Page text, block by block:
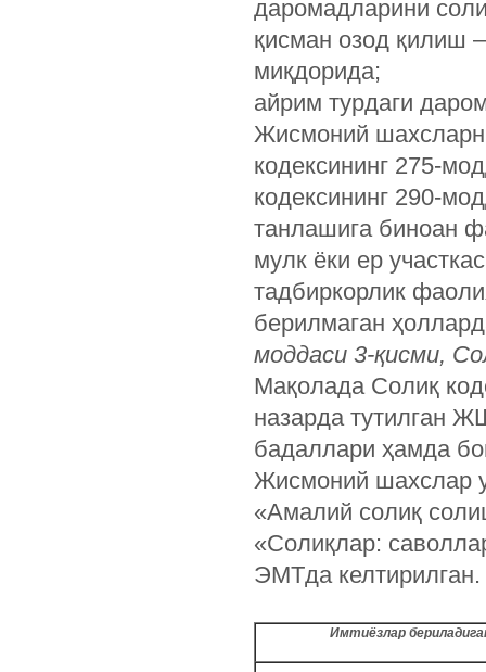
даромадларини
қисман озод қилиш
миқдорида;
айрим турдаги
Жисмоний
кодексининг 275-
кодексининг 290-
танлашига биноан
мулк ёки ер
тадбиркорлик
берилмаган
моддаси 3-қисми,
Мақолада Солиқ
назарда тутилган
бадаллари ҳамда
Жисмоний шахслар
«Амалий солиқ
«Солиқлар:
ЭМТда келтирилган.
Имтиёзлар